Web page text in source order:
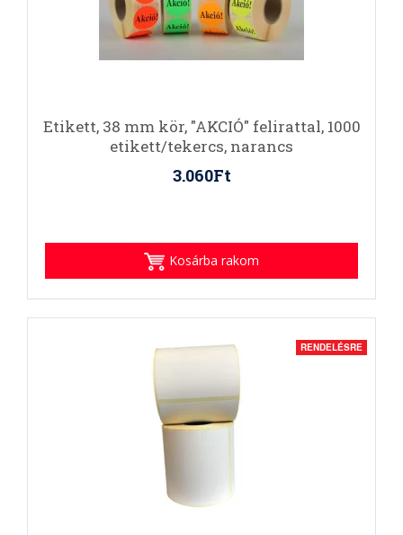
Etikett, 38 mm kör, "AKCIÓ" felirattal, 1000
etikett/tekercs, narancs
3.060Ft
Kosárba rakom
RENDELÉSRE